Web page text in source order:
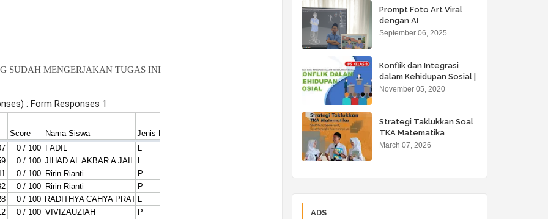
SUDAH MENGERJAKAN TUGAS INI
Prompt Foto Art Viral
dengan AI
September 06, 2025
Konflik dan Integrasi
dalam Kehidupan Sosial |
Bab. 2 IPS 8
November 05, 2020
Strategi Taklukkan Soal
TKA Matematika
March 07, 2026
ADS